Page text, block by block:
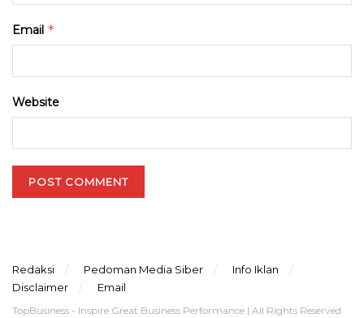
Email *
Website
Redaksi Pedoman Media Siber
Info Iklan
Disclaimer
Email
TopBusiness - Inspire Great Business Performance | All Rights Reserved